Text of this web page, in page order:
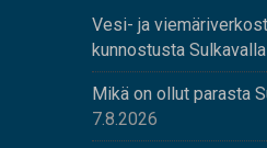
Vesi- ja
kunnostusta Sulkavalla
Mikä on ollut parasta
7.8.2026